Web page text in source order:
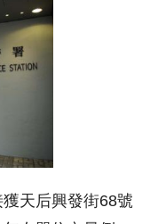
天后興發街68號